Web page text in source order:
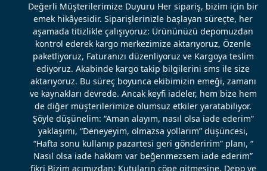
Değerli Müşterilerimize Duyuru Her sipariş, bizim için bir
emek hikâyesidir. Siparişlerinizle başlayan süreçte, her
aşamada titizlikle çalışıyoruz: Ürününüzü depomuzdan
kontrol ederek kargo merkezimize aktarıyoruz, Özenle
paketliyoruz, Faturanızı düzenliyoruz ve Kargoya teslim
ediyoruz. Akabinde kargo takip bilgilerini sms ile size
aktarıyoruz. Bu süreç boyunca ekibimizin emeği, zamanı
ve kaynakları devrede. Ancak keyfi iadeler, hem bize hem
de diğer müşterilerimize olumsuz etkiler yaratabiliyor.
Şöyle düşünelim: “Aman alayım, nasıl olsa iade ederim”
yaklaşımı, “Deneyeyim, olmazsa yollarım” düşüncesi,
“Hafta sonu kullanıp pazartesi geri gönderirim” planı, “
Nasıl olsa iade hakkım var beğenmezsem iade ederim”
fikri Bizim açımızdan; Kutuların çöpe gitmesine, Depo ve